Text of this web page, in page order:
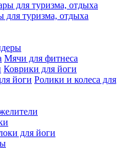
для туризма, отдыха
Мячи для фитнеса
Коврики для йоги
Ролики и колеса для
для йоги